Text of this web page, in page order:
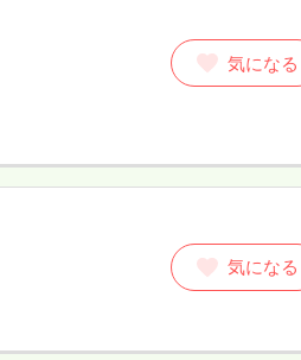
気になる
気になる